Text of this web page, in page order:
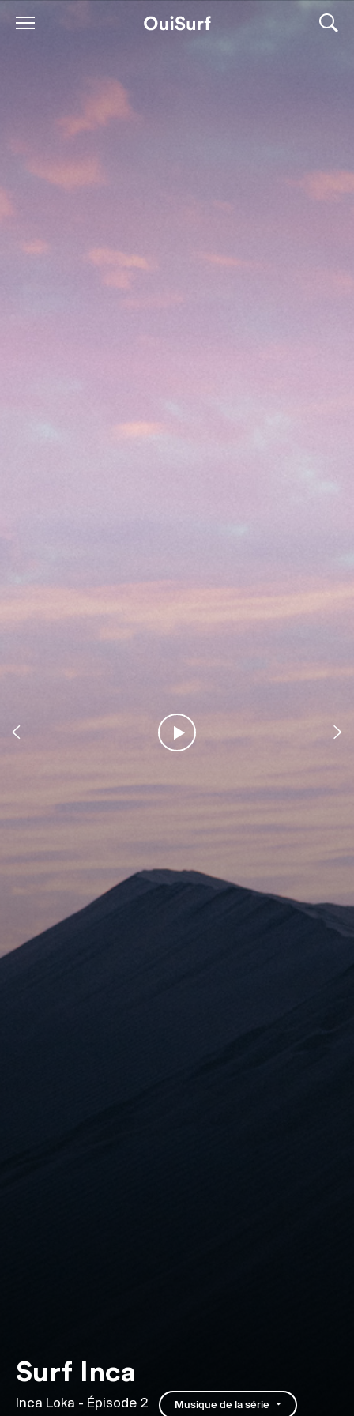
Surf Inca
Inca Loka - Épisode 2 Musique de la série